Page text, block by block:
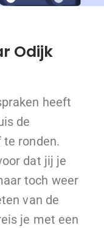
Odijk
heeft
de
ronden.
dat jij je
toch weer
van de
je met een